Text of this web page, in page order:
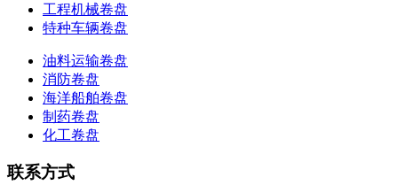
工程机械卷盘
特种车辆卷盘
油料运输卷盘
消防卷盘
海洋船舶卷盘
制药卷盘
化工卷盘
联系方式